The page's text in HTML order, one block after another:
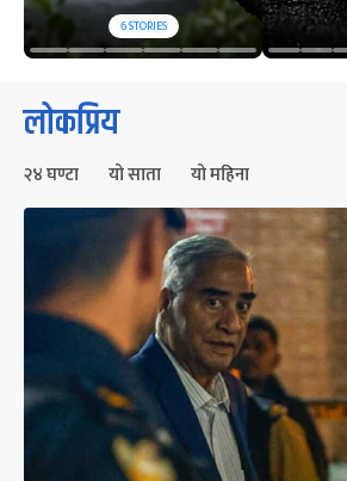
6STORIES
लोकप्रिय
२४ घण्टा यो साता यो महिना